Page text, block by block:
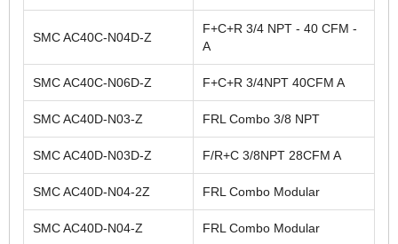
SMC AC40C-N04D-Z
F+C+R 3/4 NPT - 40 CFM -
A
SMC AC40C-N06D-Z F+C+R 3/4NPT 40CFM A
SMC AC40D-N03-Z FRL Combo 3/8 NPT
SMC AC40D-N03D-Z F/R+C 3/8NPT 28CFM A
SMC AC40D-N04-2Z FRL Combo Modular
SMC AC40D-N04-Z FRL Combo Modular